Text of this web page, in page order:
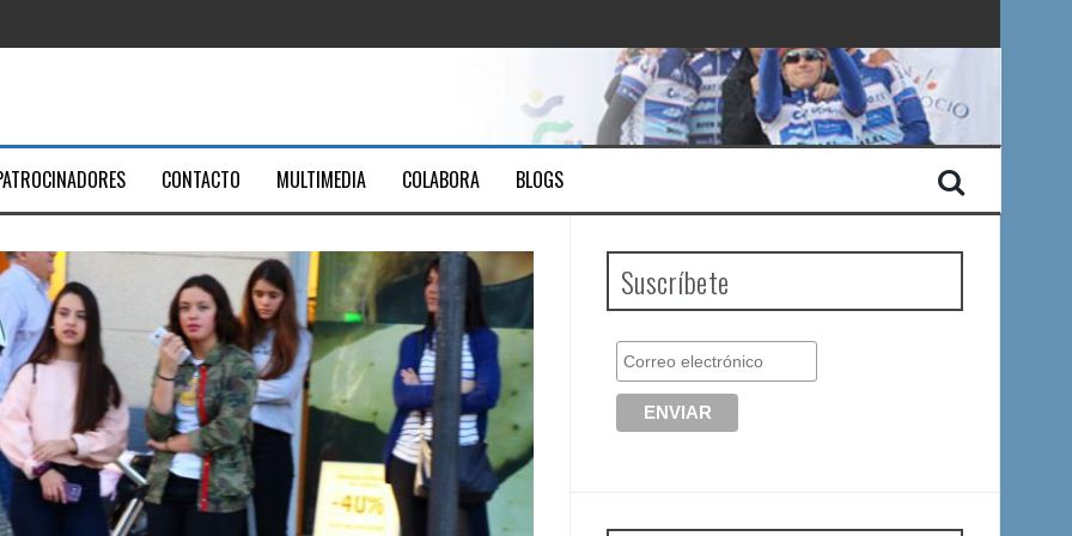
CONTACTO MULTIMEDIA COLABORA BLOGS
Suscríbete